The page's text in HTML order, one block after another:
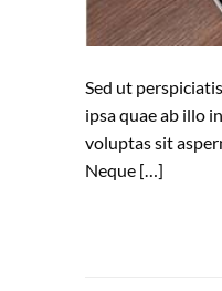
Sed ut
ipsa quae ab illo
voluptas sit
Neque […]